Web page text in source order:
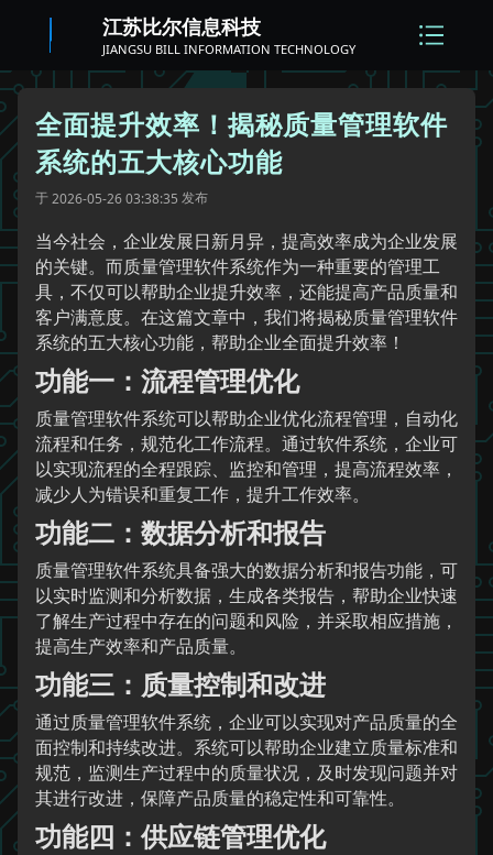
江苏比尔信息科技
JIANGSU BILL INFORMATION TECHNOLOGY
全面提升效率！揭秘质量管理软件
系统的五大核心功能
于2026-05-26 03:38:35 发布
当今社会，企业发展日新月异，提高效率成为企业发展
的关键。而质量管理软件系统作为一种重要的管理工
具，不仅可以帮助企业提升效率，还能提高产品质量和
客户满意度。在这篇文章中，我们将揭秘质量管理软件
系统的五大核心功能，帮助企业全面提升效率！
功能一：流程管理优化
质量管理软件系统可以帮助企业优化流程管理，自动化
流程和任务，规范化工作流程。通过软件系统，企业可
以实现流程的全程跟踪、监控和管理，提高流程效率，
减少人为错误和重复工作，提升工作效率。
功能二：数据分析和报告
质量管理软件系统具备强大的数据分析和报告功能，可
以实时监测和分析数据，生成各类报告，帮助企业快速
了解生产过程中存在的问题和风险，并采取相应措施，
提高生产效率和产品质量。
功能三：质量控制和改进
通过质量管理软件系统，企业可以实现对产品质量的全
面控制和持续改进。系统可以帮助企业建立质量标准和
规范，监测生产过程中的质量状况，及时发现问题并对
其进行改进，保障产品质量的稳定性和可靠性。
功能四：供应链管理优化